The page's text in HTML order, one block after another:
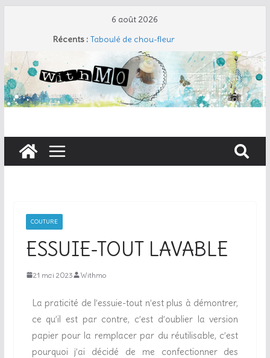
6 août 2026
Récents : Taboulé de chou-fleur
Salade de pâtes façon César
Travers de porc et salade fraîche
Coudre un gant de toilette
COUTURE
ESSUIE-TOUT LAVABLE
21 mai 2023 Withmo
La praticité de l’essuie-tout n’est plus à démontrer,
ce qu’il est par contre, c’est d’oublier la version
papier pour la remplacer par du réutilisable, c’est
pourquoi j’ai décidé de me confectionner des